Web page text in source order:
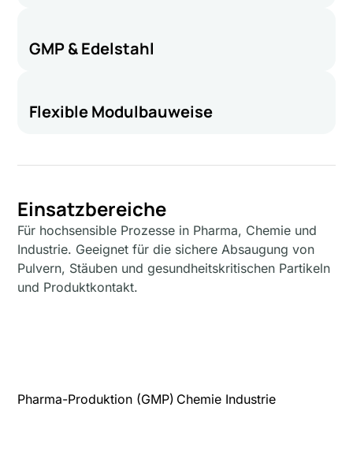
GMP & Edelstahl
Flexible Modulbauweise
Einsatzbereiche
Für hochsensible Prozesse in Pharma, Chemie und
Industrie. Geeignet für die sichere Absaugung von
Pulvern, Stäuben und gesundheitskritischen Partikeln
und Produktkontakt.
Pharma-Produktion (GMP) Chemie Industrie